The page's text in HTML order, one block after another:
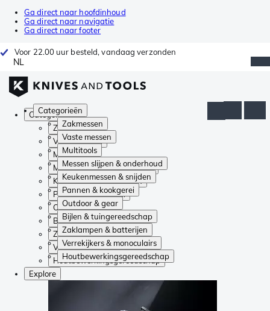
Ga direct naar hoofdinhoud
Ga direct naar navigatie
Ga direct naar footer
Voor 22.00 uur besteld, vandaag verzonden
NL
Categorieën
Zakmessen
Vaste messen
Multitools
Messen slijpen & onderhoud
Keukenmessen & snijden
Pannen & kookgerei
Outdoor & gear
Bijlen & tuingereedschap
Zaklampen & batterijen
Verrekijkers & monoculairs
Houtbewerkingsgereedschap
Categorieën
Zakmessen
Vaste messen
Multitools
Messen slijpen & onderhoud
Keukenmessen & snijden
Pannen & kookgerei
Outdoor & gear
Bijlen & tuingereedschap
Zaklampen & batterijen
Verrekijkers & monoculairs
Houtbewerkingsgereedschap
Explore